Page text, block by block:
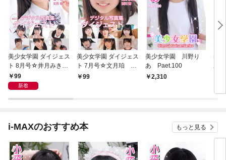
美少女学園 ダイジェス
ト 8月号☆井月みき
川野りあ 小花真彩
西巻ゆいな 大城りり
99
新着
美少女学園 ダイジェス
ト 7月号☆文月珀 椿
みり 大城りりあ 川
99
美少女学園 川野り
あ Paet.100
2,310
美
あ
i-MAXのおすすめ本 もっと見る